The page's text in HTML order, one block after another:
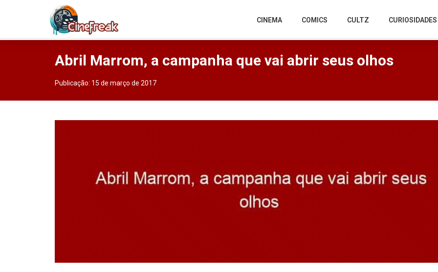
CINEMA COMICS CULTZ CURIOSIDADES
Abril Marrom, a campanha que vai abrir seus olhos
Publicação: 15 de março de 2017